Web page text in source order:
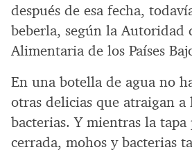
después de esa fecha,
beberla, según la Autoridad
Alimentaria de los Países
En una botella de agua no
otras delicias que atraigan a
bacterias. Y mientras la tapa
cerrada, mohos y bacterias